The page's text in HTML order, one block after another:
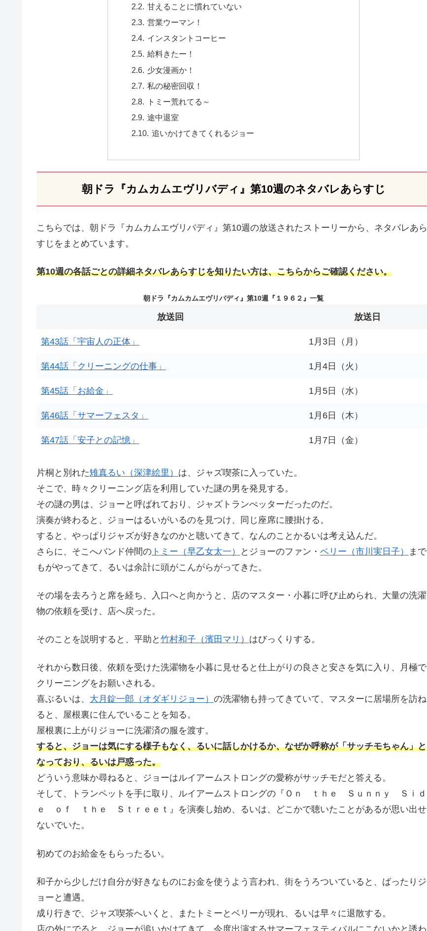
甘えることに慣れていない
営業ウーマン！
インスタントコーヒー
給料きたー！
少女漫画か！
私の秘密回収！
トミー荒れてる～
途中退室
追いかけてきてくれるジョー
朝ドラ『カムカムエヴリバディ』第10週のネタバレあらすじ
こちらでは、朝ドラ『カムカムエヴリバディ』第10週の放送されたストーリーから、ネタバレあら
すじをまとめています。
第10週の各話ごとの詳細ネタバレあらすじを知りたい方は、こちらからご確認ください。
朝ドラ『カムカムエヴリバディ』第10週『１９６２』一覧
放送回 放送日
第43話「宇宙人の正体」 1月3日（月）
第44話「クリーニングの仕事」 1月4日（火）
第45話「お給金」 1月5日（水）
第46話「サマーフェスタ」 1月6日（木）
第47話「安子との記憶」 1月7日（金）
片桐と別れた雉真るい（深津絵里） は、ジャズ喫茶に入っていた。
そこで、時々クリーニング店を利用していた謎の男を発見する。
その謎の男は、ジョーと呼ばれており、ジャズトランぺッターだったのだ。
演奏が終わると、ジョーはるいがいるのを見つけ、同じ座席に腰掛ける。
すると、やっぱりジャズが好きなのかと聴いてきて、なんのことかるいは考え込んだ。
さらに、そこへバンド仲間の トミー（早乙女太一） とジョーのファン・ ベリー（市川実日子）
まで
もがやってきて、るいは余計に頭がこんがらがってきた。
その場を去ろうと席を経ち、入口へと向かうと、店のマスター・小暮に呼び止められ、大量の洗濯
物の依頼を受け、店へ戻った。
そのことを説明すると、平助と 竹村和子（濱田マリ） はびっくりする。
それから数日後、依頼を受けた洗濯物を小暮に見せると仕上がりの良さと安さを気に入り、月極で
クリーニングをお願いされる。
喜ぶるいは、 大月錠一郎（オダギリジョー） の洗濯物も持ってきていて、マスターに居場所を訪ね
ると、屋根裏に住んでいることを知る。
屋根裏に上がりジョーに洗濯済の服を渡す。
すると、ジョーは気にする様子もなく、るいに話しかけるか、なぜか呼称が「サッチモちゃん」と
なっており、るいは戸惑った。
どういう意味か尋ねると、ジョーはルイアームストロングの愛称がサッチモだと答える。
そして、トランペットを手に取り、ルイアームストロングの『Ｏｎ ｔｈｅ Ｓｕｎｎｙ Ｓｉｄ
ｅ ｏｆ ｔｈｅ Ｓｔｒｅｅｔ』を演奏し始め、るいは、どこかで聴いたことがあるが思い出せ
ないでいた。
初めてのお給金をもらったるい。
和子から少しだけ自分が好きなものにお金を使うよう言われ、街をうろついていると、ばったりジ
ョーと遭遇。
成り行きで、ジャズ喫茶へいくと、またトミーとベリーが現れ、るいは早々に退散する。
店の外にでると、ジョーが追いかけてきて、今度出演するサマーフェスティバルにこないかと誘わ